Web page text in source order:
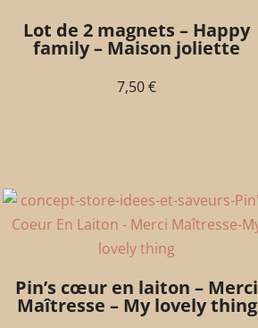
Lot de 2 magnets – Happy
family – Maison joliette
7,50€
Pin’s cœur en laiton – Merci
Maîtresse – My lovely thing